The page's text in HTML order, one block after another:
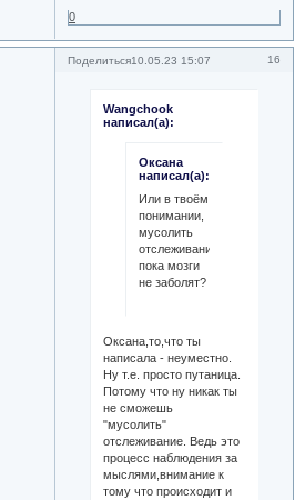
0
Поделиться 16
10.05.23 15:07
Wangchook
написал(а):
Оксана
написал(а):
Или в твоём
понимании,
мусолить
отслеживание
пока мозги
не заболят?
Оксана,то,что ты
написала - неуместно.
Ну т.е. просто путаница.
Потому что ну никак ты
не сможешь
"мусолить"
отслеживание. Ведь это
процесс наблюдения за
мыслями,внимание к
тому что происходит и